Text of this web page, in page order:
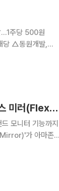
주당 500원
당 △동원개발,
작은 스마트폰 화면을 13.3인치 삼성 OLED로 본다… '플렉스 미러(Flex Mirror)' 아마존 상륙
모니터 기능까지
Mirror)'가 아마존